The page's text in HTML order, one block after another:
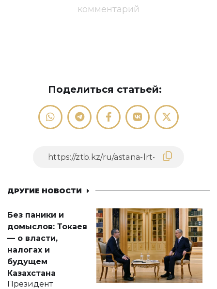
комментарий
Поделиться статьей:
ДРУГИЕ НОВОСТИ
Без паники и
домыслов: Токаев
— о власти,
налогах и
будущем
Казахстана
Президент